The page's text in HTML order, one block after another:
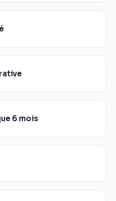
6 mois